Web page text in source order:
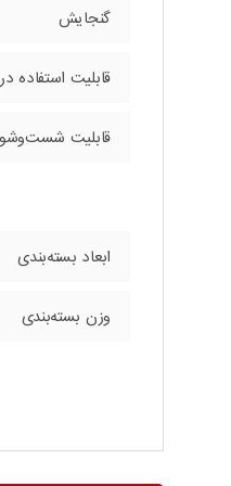
گنجایش
قابلیت استفاده در
قابلیت شست‌وشو
ابعاد بسته‌بندی
وزن بسته‌بندی